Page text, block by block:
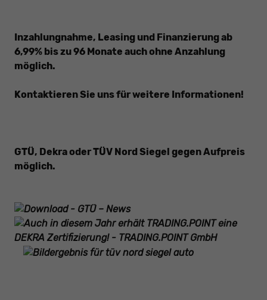
Inzahlungnahme, Leasing und Finanzierung ab
6,99% bis zu 96 Monate auch ohne Anzahlung
möglich.
Kontaktieren Sie uns für weitere Informationen!
GTÜ, Dekra oder TÜV Nord Siegel gegenAufpreis
möglich.